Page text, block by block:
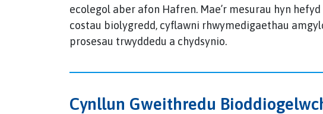
ecolegol aber afon Hafren. Mae’r mesurau hyn
costau biolygredd, cyflawni rhwymedigaethau
prosesau trwyddedu a chydsynio.
Cynllun Gweithredu